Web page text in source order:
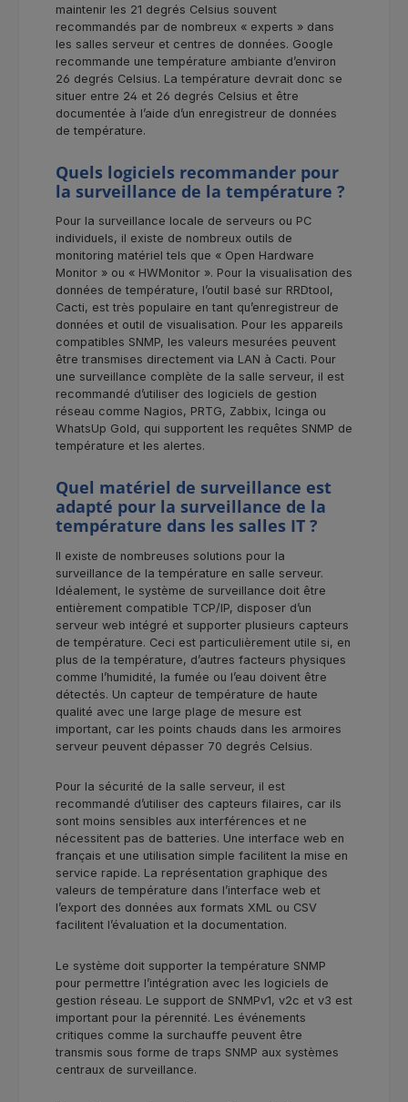
maintenir les 21 degrés Celsius souvent
recommandés par de nombreux « experts » dans
les salles serveur et centres de données. Google
recommande une température ambiante d’environ
26 degrés Celsius. La température devrait donc se
situer entre 24 et 26 degrés Celsius et être
documentée à l’aide d’un enregistreur de données
de température.
Quels logiciels recommander pour
la surveillance de la température ?
Pour la surveillance locale de serveurs ou PC
individuels, il existe de nombreux outils de
monitoring matériel tels que « Open Hardware
Monitor » ou « HWMonitor ». Pour la visualisation des
données de température, l’outil basé sur RRDtool,
Cacti, est très populaire en tant qu’enregistreur de
données et outil de visualisation. Pour les appareils
compatibles SNMP, les valeurs mesurées peuvent
être transmises directement via LAN à Cacti. Pour
une surveillance complète de la salle serveur, il est
recommandé d’utiliser des logiciels de gestion
réseau comme Nagios, PRTG, Zabbix, Icinga ou
WhatsUp Gold, qui supportent les requêtes SNMP de
température et les alertes.
Quel matériel de surveillance est
adapté pour la surveillance de la
température dans les salles IT ?
Il existe de nombreuses solutions pour la
surveillance de la température en salle serveur.
Idéalement, le système de surveillance doit être
entièrement compatible TCP/IP, disposer d’un
serveur web intégré et supporter plusieurs capteurs
de température. Ceci est particulièrement utile si, en
plus de la température, d’autres facteurs physiques
comme l’humidité, la fumée ou l’eau doivent être
détectés. Un capteur de température de haute
qualité avec une large plage de mesure est
important, car les points chauds dans les armoires
serveur peuvent dépasser 70 degrés Celsius.
Pour la sécurité de la salle serveur, il est
recommandé d’utiliser des capteurs filaires, car ils
sont moins sensibles aux interférences et ne
nécessitent pas de batteries. Une interface web en
français et une utilisation simple facilitent la mise en
service rapide. La représentation graphique des
valeurs de température dans l’interface web et
l’export des données aux formats XML ou CSV
facilitent l’évaluation et la documentation.
Le système doit supporter la température SNMP
pour permettre l’intégration avec les logiciels de
gestion réseau. Le support de SNMPv1, v2c et v3 est
important pour la pérennité. Les événements
critiques comme la surchauffe peuvent être
transmis sous forme de traps SNMP aux systèmes
centraux de surveillance.